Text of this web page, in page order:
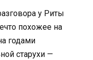
у Риты
похожее на
годами
старухи —